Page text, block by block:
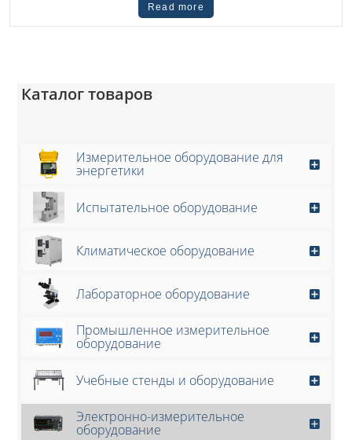
Read more
Каталог товаров
Измерительное оборудование для
энергетики
Испытательное оборудование
Климатическое оборудование
Лабораторное оборудование
Промышленное измерительное
оборудование
Учебные стенды и оборудование
Электронно-измерительное
оборудование